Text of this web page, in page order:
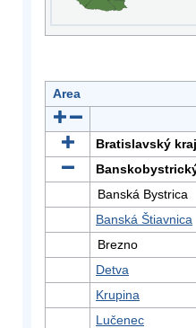
Area
Bratislavský kraj
Banská Bystrica
Banská Štiavnica
Brezno
Detva
Krupina
Lučenec